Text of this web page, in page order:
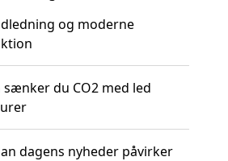
og moderne
sænker du CO2 med led
dagens nyheder påvirker